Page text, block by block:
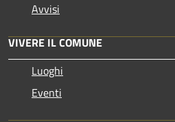
Avvisi
VIVERE IL COMUNE
Luoghi
Eventi